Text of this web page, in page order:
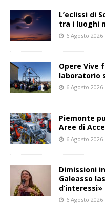
L’eclissi di
tra i luoghi
6 Agosto 2026
Opere Vive
laboratorio
6 Agosto 2026
Piemonte
Aree di
6 Agosto 2026
Dimissioni
Galeasso
d’interessi»
6 Agosto 2026